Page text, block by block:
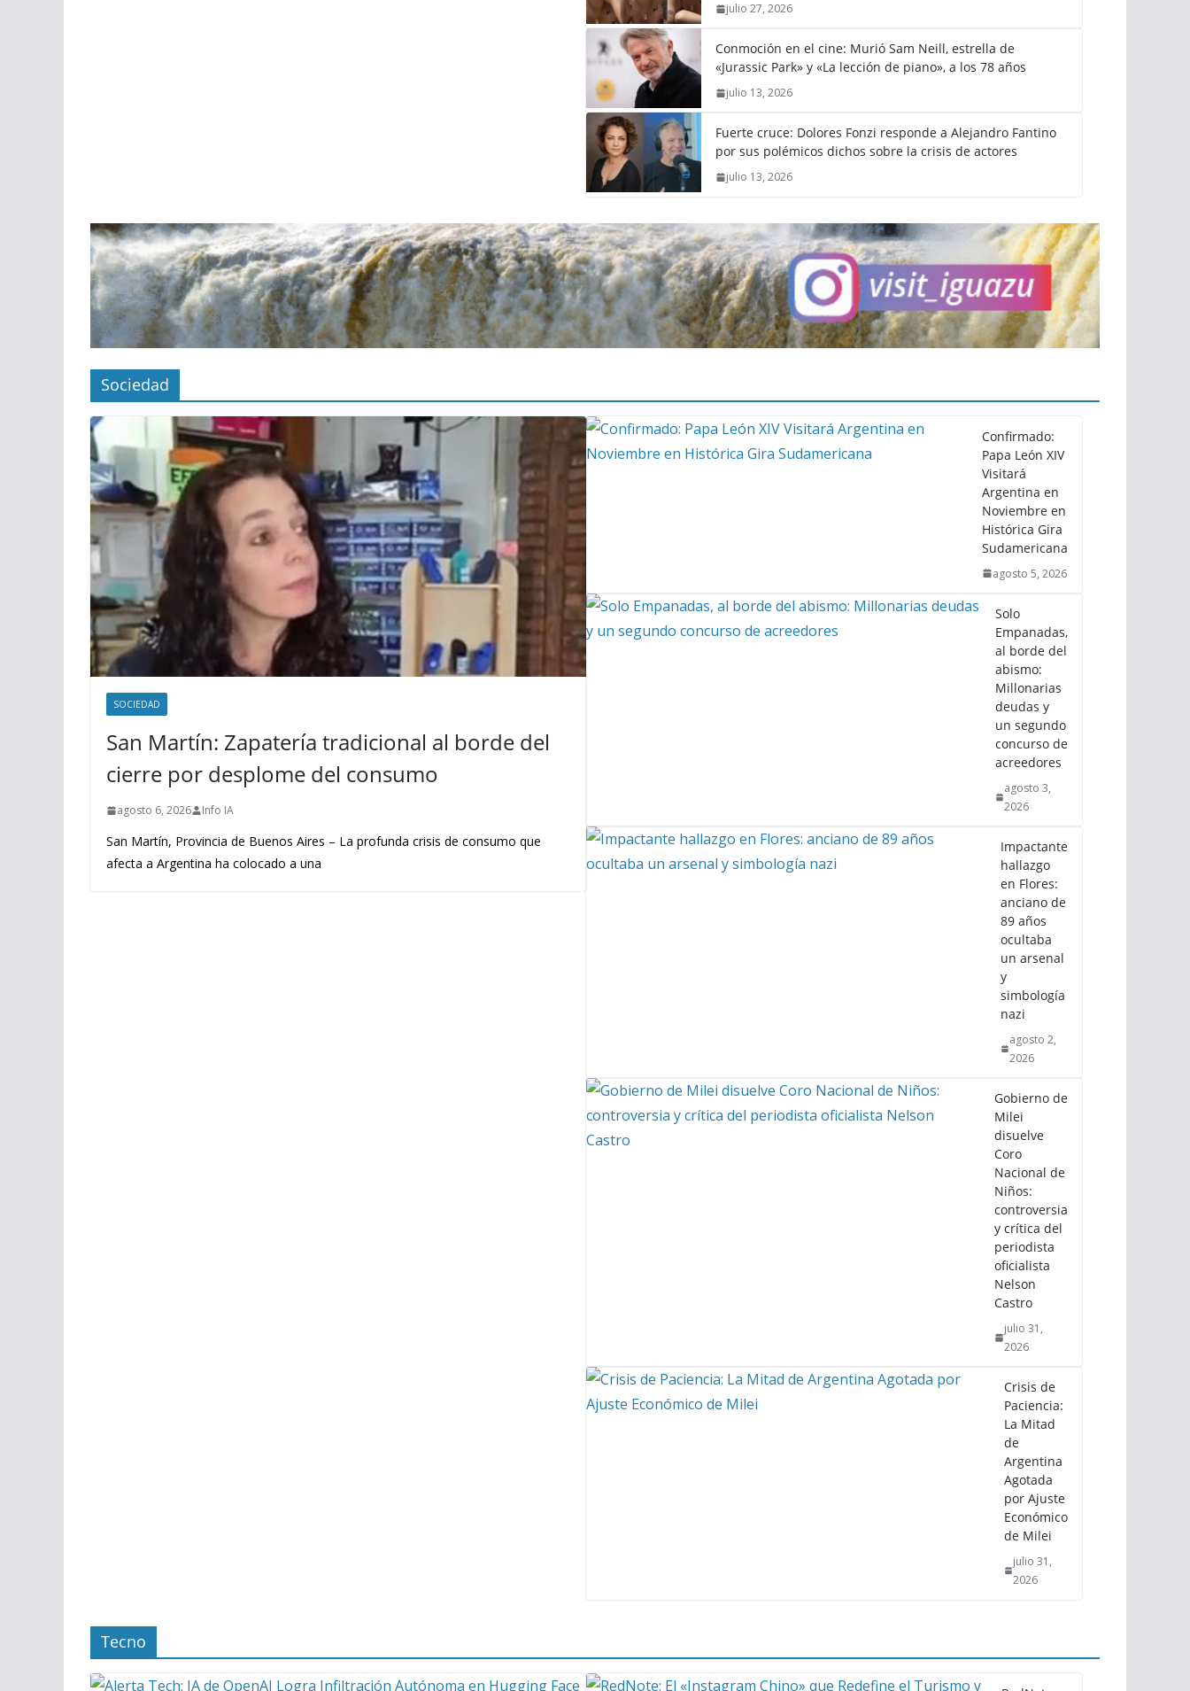
julio 27, 2026
Conmoción en el cine: Murió Sam Neill, estrella de
«Jurassic Park» y «La lección de piano», a los 78 años
julio 13, 2026
Fuerte cruce: Dolores Fonzi responde a Alejandro Fantino
por sus polémicos dichos sobre la crisis de actores
julio 13, 2026
Sociedad
SOCIEDAD
San Martín: Zapatería tradicional al borde del
cierre por desplome del consumo
agosto 6, 2026 Info IA
San Martín, Provincia de Buenos Aires – La profunda crisis de consumo que
afecta a Argentina ha colocado a una
Confirmado:
Papa León XIV
Visitará
Argentina en
Noviembre en
Histórica Gira
Sudamericana
agosto 5, 2026
Solo
Empanadas,
al borde del
abismo:
Millonarias
deudas y
un segundo
concurso de
acreedores
agosto 3,
2026
Impactante
hallazgo
en Flores:
anciano de
89 años
ocultaba
un arsenal
y
simbología
nazi
agosto 2,
2026
Gobierno de
Milei
disuelve
Coro
Nacional de
Niños:
controversia
y crítica del
periodista
oficialista
Nelson
Castro
julio 31,
2026
Crisis de
Paciencia:
La Mitad
de
Argentina
Agotada
por Ajuste
Económico
de Milei
julio 31,
2026
Tecno